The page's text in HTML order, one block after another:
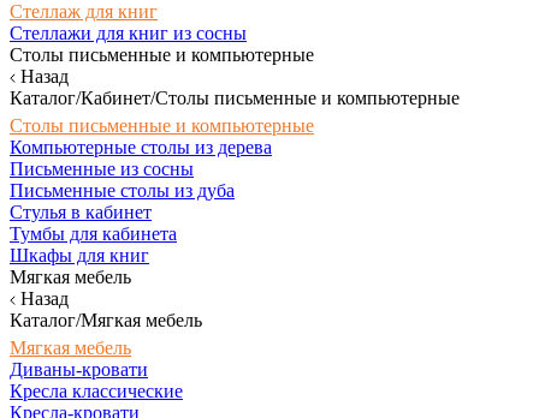
Стеллаж для книг
Стеллажи для книг из сосны
Столы письменные и компьютерные
Назад
Каталог/Кабинет/Столы письменные и компьютерные
Столы письменные и компьютерные
Компьютерные столы из дерева
Письменные из сосны
Письменные столы из дуба
Стулья в кабинет
Тумбы для кабинета
Шкафы для книг
Мягкая мебель
Назад
Каталог/Мягкая мебель
Мягкая мебель
Диваны-кровати
Кресла классические
Кресла-кровати